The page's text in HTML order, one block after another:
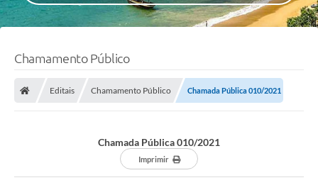
Chamamento Público
Editais Chamamento Público Chamada Pública 010/2021
Chamada Pública 010/2021
Imprimir